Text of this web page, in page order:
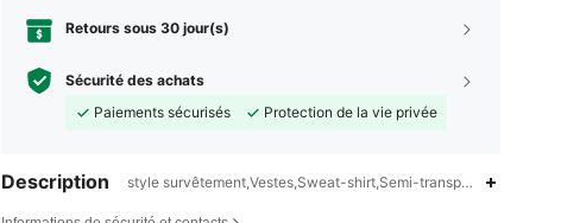
Retours sous 30 jour(s)
Sécurité des achats
Paiements sécurisés
Protection de la vie privée
Description style survêtement,Vestes,Sweat-shirt,Semi-transparent